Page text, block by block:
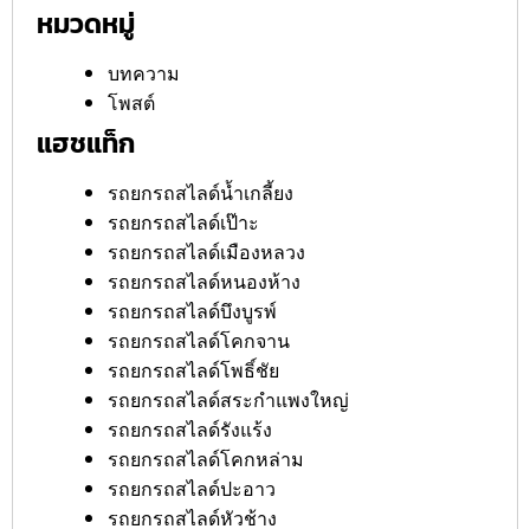
หมวดหมู่
บทความ
โพสต์
แฮชแท็ก
รถยกรถสไลด์น้ำเกลี้ยง
รถยกรถสไลด์เป๊าะ
รถยกรถสไลด์เมืองหลวง
รถยกรถสไลด์หนองห้าง
รถยกรถสไลด์บึงบูรพ์
รถยกรถสไลด์โคกจาน
รถยกรถสไลด์โพธิ์ชัย
รถยกรถสไลด์สระกำแพงใหญ่
รถยกรถสไลด์รังแร้ง
รถยกรถสไลด์โคกหล่าม
รถยกรถสไลด์ปะอาว
รถยกรถสไลด์หัวช้าง